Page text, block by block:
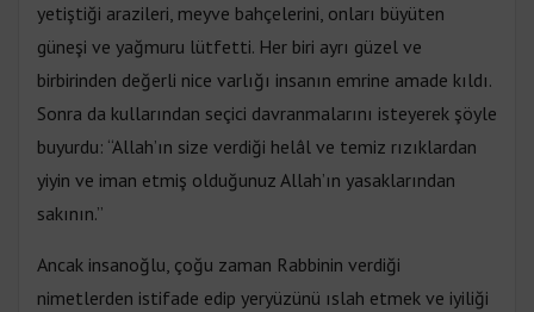
yetiştiği arazileri, meyve bahçelerini, onları büyüten
güneşi ve yağmuru lütfetti. Her biri ayrı güzel ve
birbirinden değerli nice varlığı insanın emrine amade kıldı.
Sonra da kullarından seçici davranmalarını isteyerek şöyle
buyurdu: “Allah’ın size verdiği helâl ve temiz rızıklardan
yiyin ve iman etmiş olduğunuz Allah’ın yasaklarından
sakının.”
Ancak insanoğlu, çoğu zaman Rabbinin verdiği
nimetlerden istifade edip yeryüzünü ıslah etmek ve iyiliği